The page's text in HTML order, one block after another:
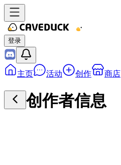
登录
主页 活动 创作 商店
创作者信息